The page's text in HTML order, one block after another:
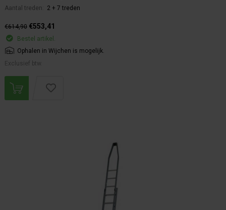
Aantal treden:
2 + 7 treden
€614,90 €553,41
Bestel artikel.
Ophalen in Wijchen is mogelijk.
Exclusief btw.